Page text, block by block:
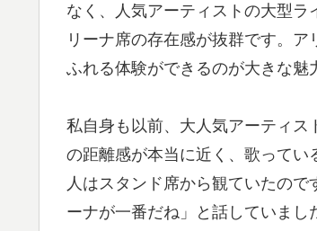
なく、人気アーティストの大型
リーナ席の存在感が抜群です。
ふれる体験ができるのが大きな魅
私自身も以前、大人気アーティス
の距離感が本当に近く、歌って
人はスタンド席から観ていたの
ーナが一番だね」と話していまし